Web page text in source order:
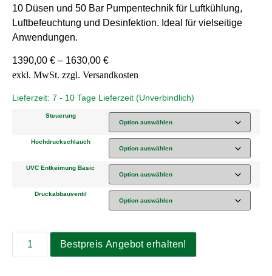
10 Düsen und 50 Bar Pumpentechnik für Luftkühlung,
Luftbefeuchtung und Desinfektion. Ideal für vielseitige
Anwendungen.
1390,00 € – 1630,00 €
Lieferzeit: 7 - 10 Tage Lieferzeit (Unverbindlich)
Steuerung
Hochdruckschlauch
UVC Entkeimung Basic
Druckabbauventil
Bestpreis Angebot erhalten!